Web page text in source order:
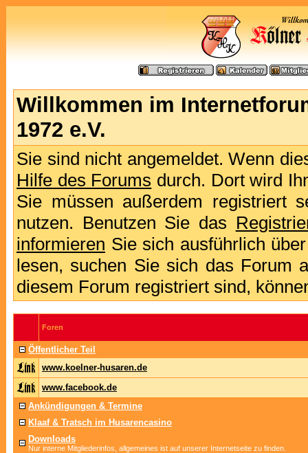
Willkommen im
1972 e.V.
Sie sind nicht angemeldet. Wenn
Hilfe des Forums durch. Dort wird
Sie müssen außerdem registriert
nutzen. Benutzen Sie das
informieren Sie sich ausführlich
lesen, suchen Sie sich das Forum
diesem Forum registriert sind,
Foren
Öffentlicher Teil
www.koelner-husaren.de
www.facebook.de
Ankündigungen & Termine
Klaaf & Tratsch im Husarencasino
Downloads
Nur interne Mitgliederinfos, allgemeines ist auf unserer Internetseite zu finden.